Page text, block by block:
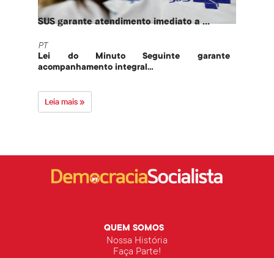
SUS garante atendimento imediato a ...
PT
Lei do Minuto Seguinte garante
acompanhamento integral...
Leia mais »
QUEM SOMOS
Nossa História
Faça Parte!